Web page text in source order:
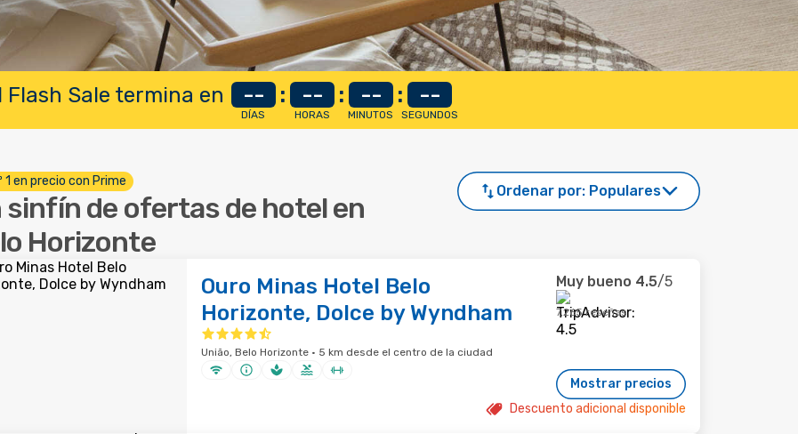
Flash Sale termina en --
DÍAS
: --
HORAS
: --
MINUTOS
: --
SEGUNDOS
1 en precio con Prime
sinfín de ofertas de hotel en
Horizonte
Ordenar por: Populares
Ouro Minas Hotel Belo
Horizonte, Dolce by Wyndham
União, Belo Horizonte · 5 km desde el centro de la ciudad
Muy bueno 4.5/5
7,265 reseñas
Mostrar precios
Descuento adicional disponible